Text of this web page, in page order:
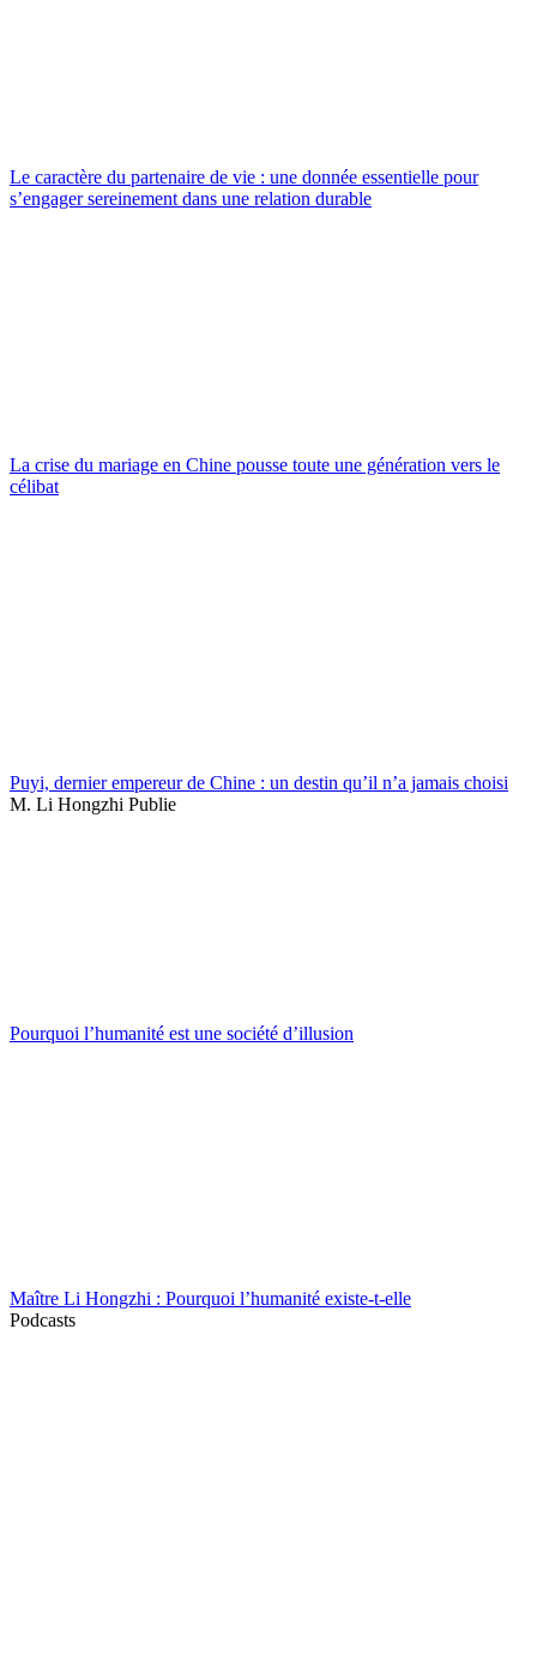
Le caractère du partenaire de vie : une donnée essentielle pour
s’engager sereinement dans une relation durable
La crise du mariage en Chine pousse toute une génération vers le
célibat
Puyi, dernier empereur de Chine : un destin qu’il n’a jamais choisi
M. Li Hongzhi Publie
Pourquoi l’humanité est une société d’illusion
Maître Li Hongzhi : Pourquoi l’humanité existe-t-elle
Podcasts